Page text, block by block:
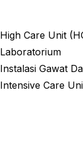
High Care Unit
Laboratorium
Instalasi Gawat
Intensive Care